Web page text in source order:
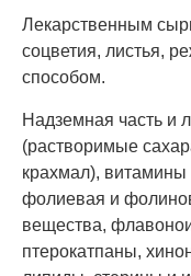
Лекарственным
соцветия, листья,
способом.
Надземная часть и
(растворимые
крахмал), витамины
фолиевая и
вещества,
птерокатпаны,